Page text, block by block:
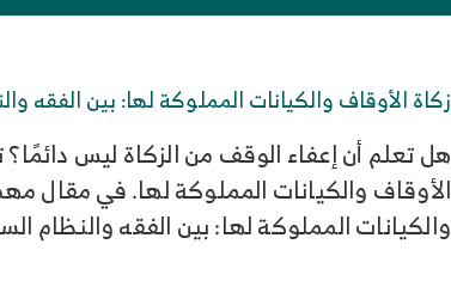
زكاة الأوقاف والكيانات المملوكة لها: بين الفقه
هل تعلم أن إعفاء الوقف من الزكاة ليس
الأوقاف والكيانات المملوكة لها. في مقال
والكيانات المملوكة لها: بين الفقه والنظام